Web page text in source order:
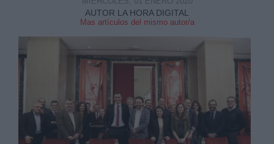
AUTOR LA HORA DIGITAL
Mas artículos del mismo autor/a